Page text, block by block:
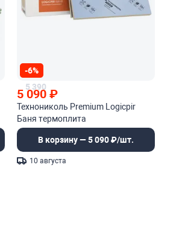
-6%
5 390
5 090₽
Технониколь Premium Logicpir
Баня термоплита
В корзину — 5 090 ₽/шт.
10 августа